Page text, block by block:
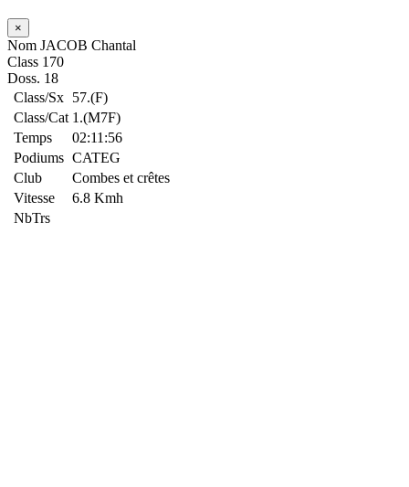
×
Nom JACOB Chantal
Class 170
Doss. 18
Class/Sx 57.(F)
Class/Cat 1.(M7F)
Temps
02:11:56
Podiums CATEG
Club
Combes et crêtes
Vitesse
6.8 Kmh
NbTrs